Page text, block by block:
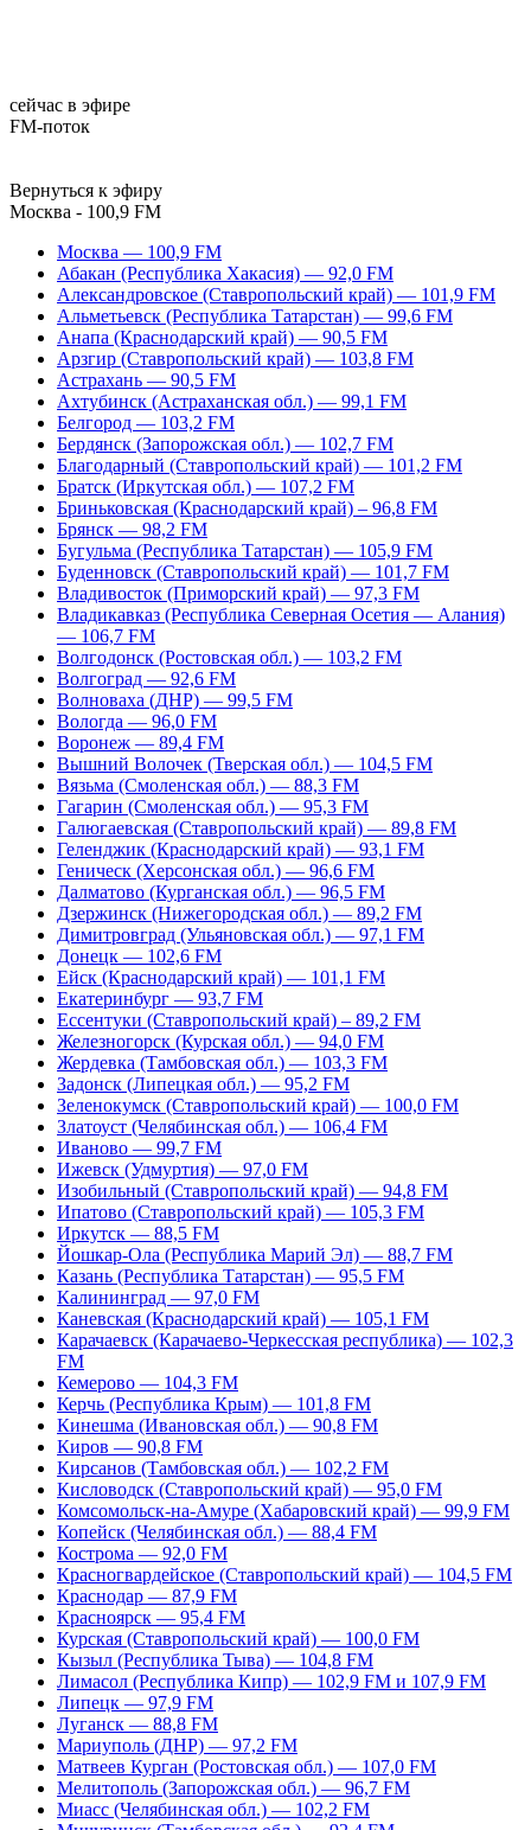
сейчас в эфире
FM-поток
Вернуться к эфиру
Москва - 100,9 FM
Москва — 100,9 FM
Абакан (Республика Хакасия) — 92,0 FM
Александровское (Ставропольский край) — 101,9 FM
Альметьевск (Республика Татарстан) — 99,6 FM
Анапа (Краснодарский край) — 90,5 FM
Арзгир (Ставропольский край) — 103,8 FM
Астрахань — 90,5 FM
Ахтубинск (Астраханская обл.) — 99,1 FM
Белгород — 103,2 FM
Бердянск (Запорожская обл.) — 102,7 FM
Благодарный (Ставропольский край) — 101,2 FM
Братск (Иркутская обл.) — 107,2 FM
Бриньковская (Краснодарский край) – 96,8 FM
Брянск — 98,2 FM
Бугульма (Республика Татарстан) — 105,9 FM
Буденновск (Ставропольский край) — 101,7 FM
Владивосток (Приморский край) — 97,3 FM
Владикавказ (Республика Северная Осетия — Алания)
— 106,7 FM
Волгодонск (Ростовская обл.) — 103,2 FM
Волгоград — 92,6 FM
Волноваха (ДНР) — 99,5 FM
Вологда — 96,0 FM
Воронеж — 89,4 FM
Вышний Волочек (Тверская обл.) — 104,5 FM
Вязьма (Смоленская обл.) — 88,3 FM
Гагарин (Смоленская обл.) — 95,3 FM
Галюгаевская (Ставропольский край) — 89,8 FM
Геленджик (Краснодарский край) — 93,1 FM
Геническ (Херсонская обл.) — 96,6 FM
Далматово (Курганская обл.) — 96,5 FM
Дзержинск (Нижегородская обл.) — 89,2 FM
Димитровград (Ульяновская обл.) — 97,1 FM
Донецк — 102,6 FM
Ейск (Краснодарский край) — 101,1 FM
Екатеринбург — 93,7 FM
Ессентуки (Ставропольский край) – 89,2 FM
Железногорск (Курская обл.) — 94,0 FM
Жердевка (Тамбовская обл.) — 103,3 FM
Задонск (Липецкая обл.) — 95,2 FM
Зеленокумск (Ставропольский край) — 100,0 FM
Златоуст (Челябинская обл.) — 106,4 FM
Иваново — 99,7 FM
Ижевск (Удмуртия) — 97,0 FM
Изобильный (Ставропольский край) — 94,8 FM
Ипатово (Ставропольский край) — 105,3 FM
Иркутск — 88,5 FM
Йошкар-Ола (Республика Марий Эл) — 88,7 FM
Казань (Республика Татарстан) — 95,5 FM
Калининград — 97,0 FM
Каневская (Краснодарский край) — 105,1 FM
Карачаевск (Карачаево-Черкесская республика) — 102,3
FM
Кемерово — 104,3 FM
Керчь (Республика Крым) — 101,8 FM
Кинешма (Ивановская обл.) — 90,8 FM
Киров — 90,8 FM
Кирсанов (Тамбовская обл.) — 102,2 FM
Кисловодск (Ставропольский край) — 95,0 FM
Комсомольск-на-Амуре (Хабаровский край) — 99,9 FM
Копейск (Челябинская обл.) — 88,4 FM
Кострома — 92,0 FM
Красногвардейское (Ставропольский край) — 104,5 FM
Краснодар — 87,9 FM
Красноярск — 95,4 FM
Курская (Ставропольский край) — 100,0 FM
Кызыл (Республика Тыва) — 104,8 FM
Лимасол (Республика Кипр) — 102,9 FM и 107,9 FM
Липецк — 97,9 FM
Луганск — 88,8 FM
Мариуполь (ДНР) — 97,2 FM
Матвеев Курган (Ростовская обл.) — 107,0 FM
Мелитополь (Запорожская обл.) — 96,7 FM
Миасс (Челябинская обл.) — 102,2 FM